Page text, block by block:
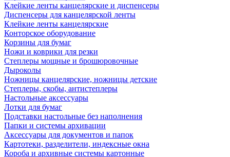
Клейкие ленты канцелярские и диспенсеры
Диспенсеры для канцелярской ленты
Клейкие ленты канцелярские
Конторское оборудование
Корзины для бумаг
Ножи и коврики для резки
Степлеры мощные и брошюровочные
Дыроколы
Ножницы канцелярские, ножницы детские
Степлеры, скобы, антистеплеры
Настольные аксессуары
Лотки для бумаг
Подставки настольные без наполнения
Папки и системы архивации
Аксессуары для документов и папок
Картотеки, разделители, индексные окна
Короба и архивные системы картонные